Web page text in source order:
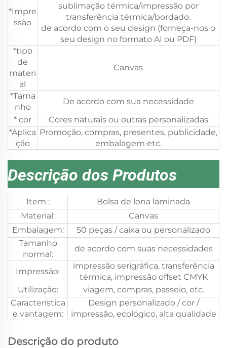
*Impre
ssão
sublimação térmica/impressão por
transferência térmica/bordado.
de acordo com o seu design (forneça-nos o
seu design no formato AI ou PDF)
*tipo
de
materi
al
Canvas
*Tama
nho
De acordo com sua necessidade
* cor
Cores naturais ou outras personalizadas
*Aplica
ção
Promoção, compras, presentes, publicidade,
embalagem etc.
Descrição dos Produtos
Item :
Bolsa de lona laminada
Material:
Canvas
Embalagem:
50 peças / caixa ou personalizado
Tamanho
normal:
de acordo com suas necessidades
Impressão:
impressão serigráfica, transferência
térmica, impressão offset CMYK
Utilização:
viagem, compras, passeio, etc.
Característica
e vantagem:
Design personalizado / cor /
impressão, ecológico, alta qualidade
Descrição do produto